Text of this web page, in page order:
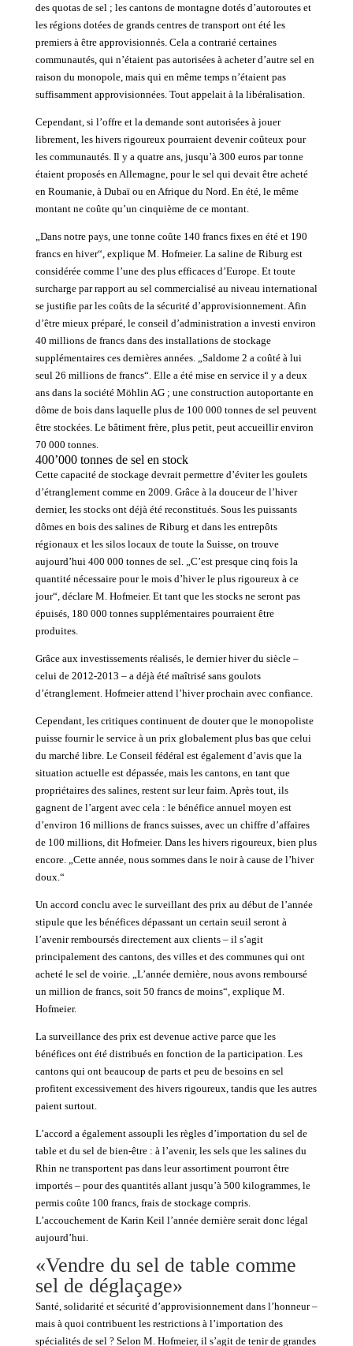
des quotas de sel ; les cantons de montagne dotés d’autoroutes et
les régions dotées de grands centres de transport ont été les
premiers à être approvisionnés. Cela a contrarié certaines
communautés, qui n’étaient pas autorisées à acheter d’autre sel en
raison du monopole, mais qui en même temps n’étaient pas
suffisamment approvisionnées. Tout appelait à la libéralisation.
Cependant, si l’offre et la demande sont autorisées à jouer
librement, les hivers rigoureux pourraient devenir coûteux pour
les communautés. Il y a quatre ans, jusqu’à 300 euros par tonne
étaient proposés en Allemagne, pour le sel qui devait être acheté
en Roumanie, à Dubaï ou en Afrique du Nord. En été, le même
montant ne coûte qu’un cinquième de ce montant.
„Dans notre pays, une tonne coûte 140 francs fixes en été et 190
francs en hiver“, explique M. Hofmeier. La saline de Riburg est
considérée comme l’une des plus efficaces d’Europe. Et toute
surcharge par rapport au sel commercialisé au niveau international
se justifie par les coûts de la sécurité d’approvisionnement. Afin
d’être mieux préparé, le conseil d’administration a investi environ
40 millions de francs dans des installations de stockage
supplémentaires ces dernières années. „Saldome 2 a coûté à lui
seul 26 millions de francs“. Elle a été mise en service il y a deux
ans dans la société Möhlin AG ; une construction autoportante en
dôme de bois dans laquelle plus de 100 000 tonnes de sel peuvent
être stockées. Le bâtiment frère, plus petit, peut accueillir environ
70 000 tonnes.
400’000 tonnes de sel en stock
Cette capacité de stockage devrait permettre d’éviter les goulets
d’étranglement comme en 2009. Grâce à la douceur de l’hiver
dernier, les stocks ont déjà été reconstitués. Sous les puissants
dômes en bois des salines de Riburg et dans les entrepôts
régionaux et les silos locaux de toute la Suisse, on trouve
aujourd’hui 400 000 tonnes de sel. „C’est presque cinq fois la
quantité nécessaire pour le mois d’hiver le plus rigoureux à ce
jour“, déclare M. Hofmeier. Et tant que les stocks ne seront pas
épuisés, 180 000 tonnes supplémentaires pourraient être
produites.
Grâce aux investissements réalisés, le dernier hiver du siècle –
celui de 2012-2013 – a déjà été maîtrisé sans goulots
d’étranglement. Hofmeier attend l’hiver prochain avec confiance.
Cependant, les critiques continuent de douter que le monopoliste
puisse fournir le service à un prix globalement plus bas que celui
du marché libre. Le Conseil fédéral est également d’avis que la
situation actuelle est dépassée, mais les cantons, en tant que
propriétaires des salines, restent sur leur faim. Après tout, ils
gagnent de l’argent avec cela : le bénéfice annuel moyen est
d’environ 16 millions de francs suisses, avec un chiffre d’affaires
de 100 millions, dit Hofmeier. Dans les hivers rigoureux, bien plus
encore. „Cette année, nous sommes dans le noir à cause de l’hiver
doux.“
Un accord conclu avec le surveillant des prix au début de l’année
stipule que les bénéfices dépassant un certain seuil seront à
l’avenir remboursés directement aux clients – il s’agit
principalement des cantons, des villes et des communes qui ont
acheté le sel de voirie. „L’année dernière, nous avons remboursé
un million de francs, soit 50 francs de moins“, explique M.
Hofmeier.
La surveillance des prix est devenue active parce que les
bénéfices ont été distribués en fonction de la participation. Les
cantons qui ont beaucoup de parts et peu de besoins en sel
profitent excessivement des hivers rigoureux, tandis que les autres
paient surtout.
L’accord a également assoupli les règles d’importation du sel de
table et du sel de bien-être : à l’avenir, les sels que les salines du
Rhin ne transportent pas dans leur assortiment pourront être
importés – pour des quantités allant jusqu’à 500 kilogrammes, le
permis coûte 100 francs, frais de stockage compris.
L’accouchement de Karin Keil l’année dernière serait donc légal
aujourd’hui.
«Vendre du sel de table comme
sel de déglaçage»
Santé, solidarité et sécurité d’approvisionnement dans l’honneur –
mais à quoi contribuent les restrictions à l’importation des
spécialités de sel ? Selon M. Hofmeier, il s’agit de tenir de grandes